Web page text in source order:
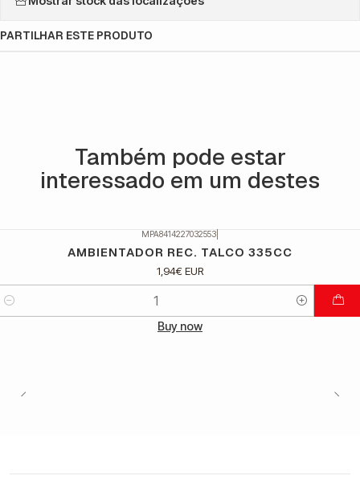
PARTILHAR ESTE PRODUTO
Também pode estar
interessado em um destes
MPA8414227032553
AMBIENTADOR REC. TALCO 335CC
1,94€ EUR
Buy now